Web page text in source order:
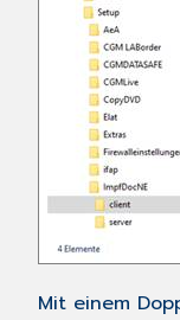
Mit einem